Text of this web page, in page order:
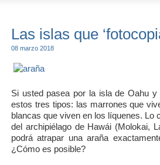
Las islas que
08 marzo 2018
Si usted pasea por la isla de Oahu
estos tres tipos: las marrones que
blancas que viven en los líquenes. Lo
del archipiélago de Hawái (Molokai,
podrá atrapar una araña
¿Cómo es posible?